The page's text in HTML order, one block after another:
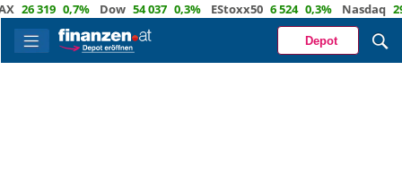
26 319 0,7% Dow 54 037 0,3% EStoxx50 6 524 0,3% Nasdaq 29
Depot